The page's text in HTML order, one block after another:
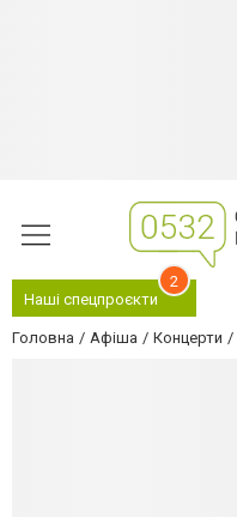
Наші спецпроєкти
2
Головна Афіша Концерти